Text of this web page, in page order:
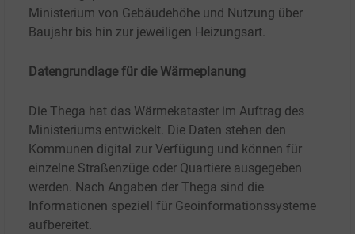
Ministerium von Gebäudehöhe und Nutzung über
Baujahr bis hin zur jeweiligen Heizungsart.
Datengrundlage für die Wärmeplanung
Die Thega hat das Wärmekataster im Auftrag des
Ministeriums entwickelt. Die Daten stehen den
Kommunen digital zur Verfügung und können für
einzelne Straßenzüge oder Quartiere ausgegeben
werden. Nach Angaben der Thega sind die
Informationen speziell für Geoinformationssysteme
aufbereitet.